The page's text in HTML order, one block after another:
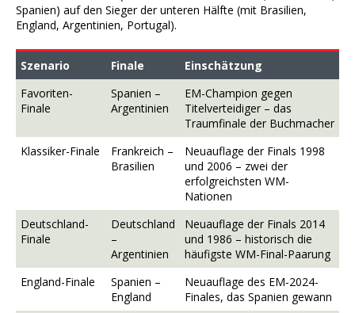
Spanien) auf den Sieger der unteren Hälfte (mit Brasilien,
England, Argentinien, Portugal).
Szenario Finale
Einschätzung
Favoriten-
Finale
Spanien –
Argentinien
EM-Champion gegen
Titelverteidiger – das
Traumfinale der Buchmacher
Klassiker-Finale
Frankreich –
Brasilien
Neuauflage der Finals 1998
und 2006 – zwei der
erfolgreichsten WM-
Nationen
Deutschland-
Finale
Deutschland
–
Argentinien
Neuauflage der Finals 2014
und 1986 – historisch die
häufigste WM-Final-Paarung
England-Finale
Spanien –
England
Neuauflage des EM-2024-
Finales, das Spanien gewann